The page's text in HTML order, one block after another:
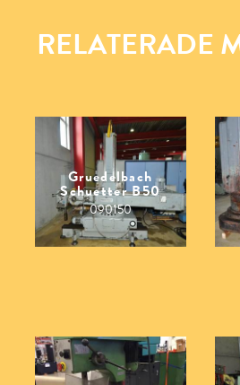
RELATERADE
Gruedelbach
Schuetter B50
090150